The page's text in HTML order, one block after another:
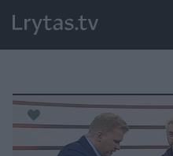
Paremkite Ukrainą